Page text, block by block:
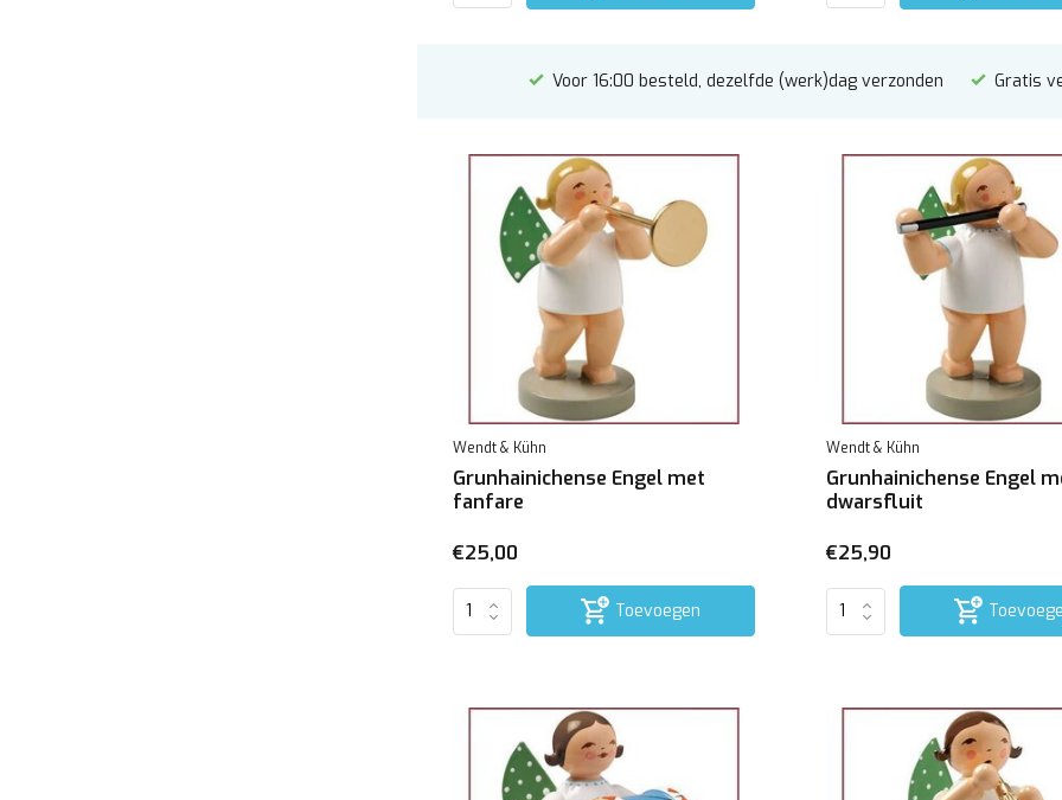
Voor 16:00 besteld, dezelfde (werk)dag verzonden Gratis
Wendt & Kühn
Grunhainichense Engel met
fanfare
€25,00
Toevoegen
Wendt & Kühn
Grunhainichense Engel
dwarsfluit
€25,90